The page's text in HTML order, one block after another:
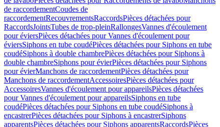
de raccordementCoudes de
raccordementRecouvrementsRaccordsPièces détachées pour
RaccordsJointsTubes de trop-pleinRallongesVannes d'écoulement
pour éviersPièces détachées pour Vannes d'écoulement pour
éviersSiphons en tube coudéPièces détachées pour Siphons en tube
coudéSiphons à double chambrePièces détachées pour Siphons à
double chambreSiphons pour évierPièces détachées pour Siphons
pour évierManchons de raccordementPièces détachées pour
Manchons de raccordementAccessoiresPièces détachées pour
AccessoiresVannes d'écoulement pour appareilsPièces détachées
pour Vannes d'écoulement pour appareilsSiphons en tube
coudéPièces détachées pour Siphons en tube coudéSiphons à
encastrerPièces détachées pour Siphons à encastrerSiphons
apparentsPièces détachées pour Siphons apparentsRaccordsPièces